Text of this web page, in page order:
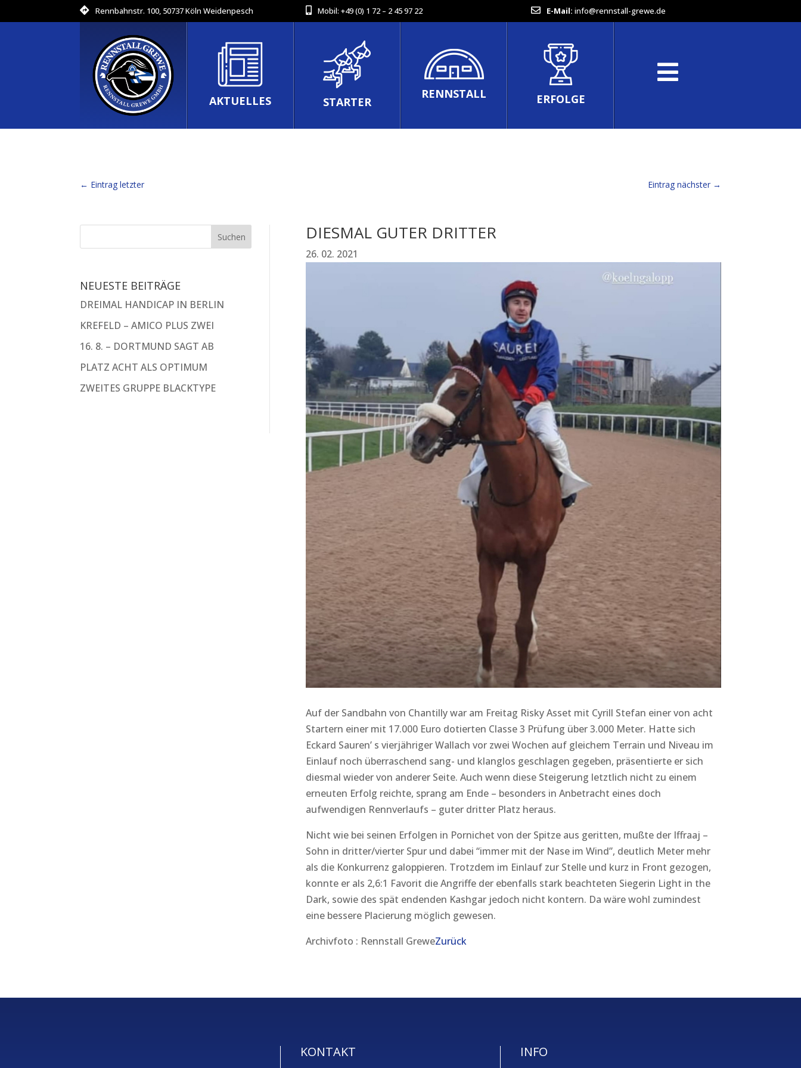
Rennbahnstr. 100, 50737 Köln Weidenpesch Mobil: +49 (0) 1 72 – 2 45 97 22 E-Mail: info@rennstall-grewe.de
AKTUELLES STARTER
RENNSTALL ERFOLGE
← Eintrag letzter Eintrag nächster→
NEUESTE BEITRÄGE
DREIMAL HANDICAP IN BERLIN
KREFELD – AMICO PLUS ZWEI
16. 8. – DORTMUND SAGT AB
PLATZ ACHT ALS OPTIMUM
ZWEITES GRUPPE BLACKTYPE
DIESMAL GUTER DRITTER
26. 02. 2021
Auf der Sandbahn von Chantilly war am Freitag Risky Asset mit Cyrill Stefan einer von acht
Startern einer mit 17.000 Euro dotierten Classe 3 Prüfung über 3.000 Meter. Hatte sich
Eckard Sauren’ s vierjähriger Wallach vor zwei Wochen auf gleichem Terrain und Niveau im
Einlauf noch überraschend sang- und klanglos geschlagen gegeben, präsentierte er sich
diesmal wieder von anderer Seite. Auch wenn diese Steigerung letztlich nicht zu einem
erneuten Erfolg reichte, sprang am Ende – besonders in Anbetracht eines doch
aufwendigen Rennverlaufs – guter dritter Platz heraus.
Nicht wie bei seinen Erfolgen in Pornichet von der Spitze aus geritten, mußte der Iffraaj –
Sohn in dritter/vierter Spur und dabei “immer mit der Nase im Wind”, deutlich Meter mehr
als die Konkurrenz galoppieren. Trotzdem im Einlauf zur Stelle und kurz in Front gezogen,
konnte er als 2,6:1 Favorit die Angriffe der ebenfalls stark beachteten Siegerin Light in the
Dark, sowie des spät endenden Kashgar jedoch nicht kontern. Da wäre wohl zumindest
eine bessere Placierung möglich gewesen.
Archivfoto : Rennstall GreweZurück
KONTAKT INFO